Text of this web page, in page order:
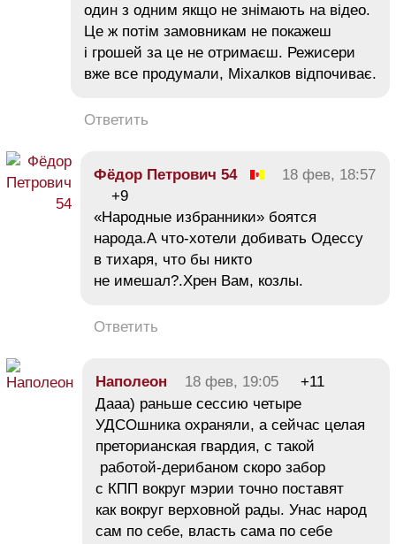
один з одним якщо не знімають на відео.
Це ж потім замовникам не покажеш
і грошей за це не отримаєш. Режисери
вже все продумали, Міхалков відпочиває.
Ответить
Фёдор Петрович 54
18 фев, 18:57
+9
«Народные избранники» боятся
народа.А что-хотели добивать Одессу
в тихаря, что бы никто
не имешал?.Хрен Вам, козлы.
Ответить
Наполеон 18 фев, 19:05
+11
Дааа) раньше сессию четыре
УДСОшника охраняли, а сейчас целая
преторианская гвардия, с такой
работой-дерибаном скоро забор
с КПП вокруг мэрии точно поставят
как вокруг верховной рады. Унас народ
сам по себе, власть сама по себе